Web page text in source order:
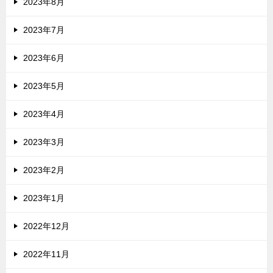
2023年7月
2023年6月
2023年5月
2023年4月
2023年3月
2023年2月
2023年1月
2022年12月
2022年11月